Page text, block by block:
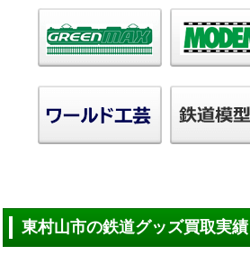
東村山市の鉄道グッズ買取実績